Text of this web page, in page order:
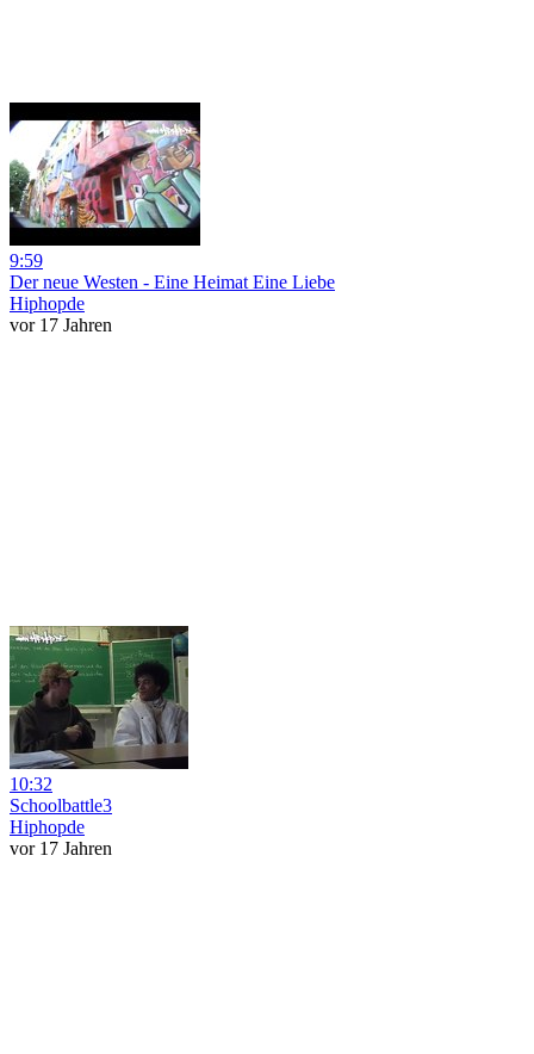
9:59
Der neue Westen - Eine Heimat Eine Liebe
Hiphopde
vor 17 Jahren
10:32
Schoolbattle3
Hiphopde
vor 17 Jahren